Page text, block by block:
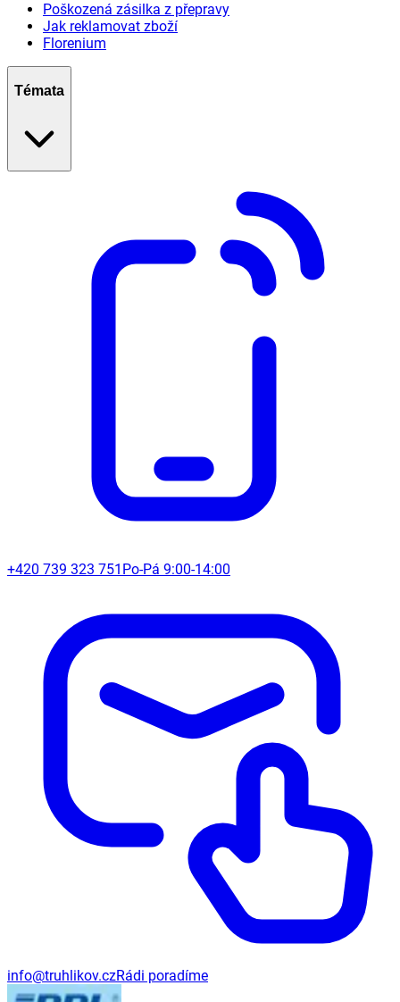
Poškozená zásilka z přepravy
Jak reklamovat zboží
Florenium
Témata
+420 739 323 751 Po-Pá 9:00-14:00
info@truhlikov.czRádi poradíme